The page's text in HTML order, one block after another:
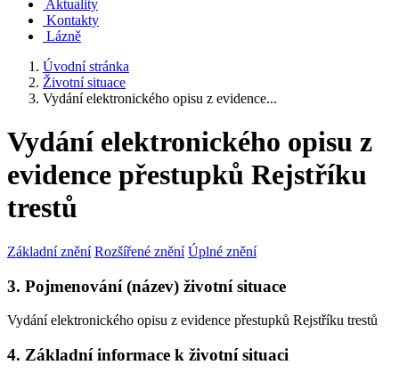
Aktuality
Kontakty
Lázně
Úvodní stránka
Životní situace
Vydání elektronického opisu z evidence...
Vydání elektronického opisu z
evidence přestupků Rejstříku
trestů
Základní znění Rozšířené znění Úplné znění
3. Pojmenování (název) životní situace
Vydání elektronického opisu z evidence přestupků Rejstříku trestů
4. Základní informace k životní situaci